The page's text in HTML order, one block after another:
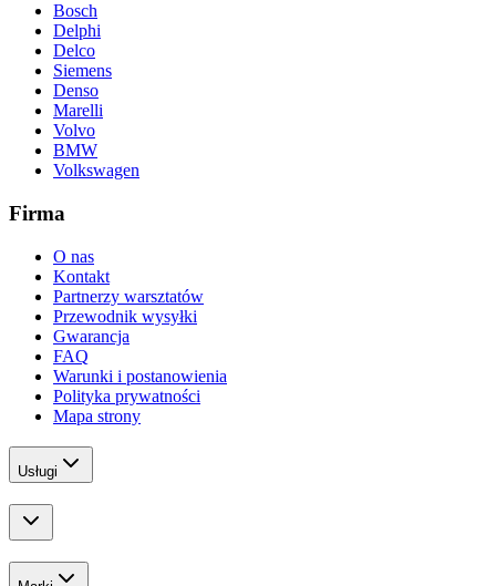
Bosch
Delphi
Delco
Siemens
Denso
Marelli
Volvo
BMW
Volkswagen
Firma
O nas
Kontakt
Partnerzy warsztatów
Przewodnik wysyłki
Gwarancja
FAQ
Warunki i postanowienia
Polityka prywatności
Mapa strony
Usługi